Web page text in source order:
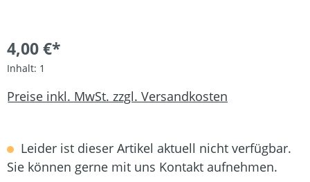
4,00 €*
Inhalt: 1
Preise inkl. MwSt. zzgl. Versandkosten
Leider ist dieser Artikel aktuell nicht verfügbar.
Sie können gerne mit uns Kontakt aufnehmen.